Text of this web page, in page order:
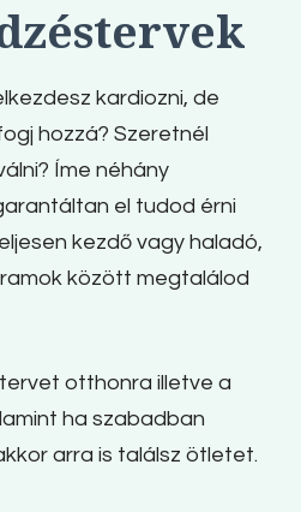
kardiozni, de
hozzá? Szeretnél
Íme néhány
el tudod érni
kezdő vagy haladó,
között megtalálod
otthonra illetve a
ha szabadban
arra is találsz ötletet.